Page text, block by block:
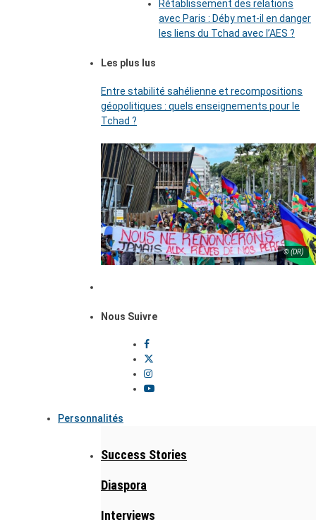
Rétablissement des relations
avec Paris : Déby met-il en danger
les liens du Tchad avec l’AES ?
Les plus lus
Entre stabilité sahélienne et recompositions
géopolitiques : quels enseignements pour le
Tchad ?
© (DR)
Nous Suivre
Personnalités
Success Stories
Diaspora
Interviews